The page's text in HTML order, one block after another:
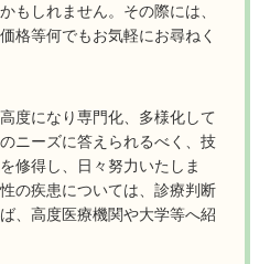
もしれません。その際には、
格等何でもお気軽にお尋ねく
度になり専門化、多様化して
ニーズに答えられるべく、技
修得し、日々努力いたしま
の疾患については、診療判断
、高度医療機関や大学等へ紹